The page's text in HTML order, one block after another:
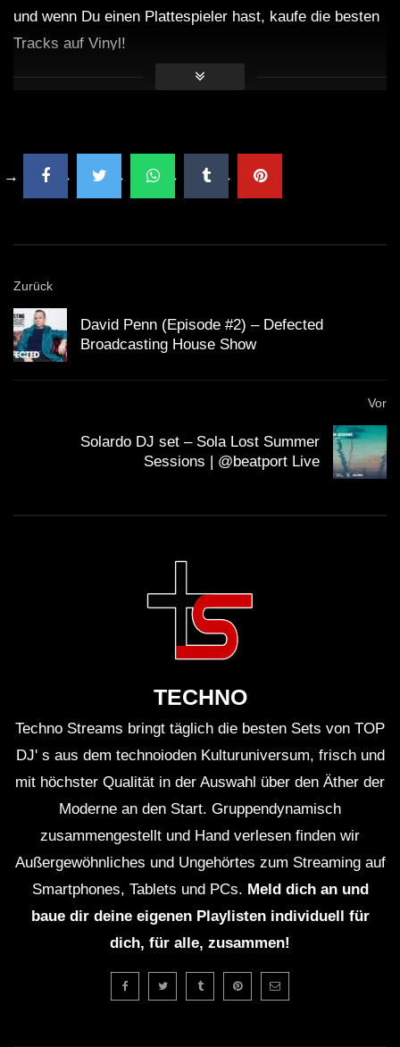
und wenn Du einen Plattespieler hast, kaufe die besten
Tracks auf Vinyl!
Zurück
David Penn (Episode #2) – Defected
Broadcasting House Show
Vor
Solardo DJ set – Sola Lost Summer
Sessions | @beatport Live
TECHNO
Techno Streams bringt täglich die besten Sets von TOP
DJ' s aus dem technoioden Kulturuniversum, frisch und
mit höchster Qualität in der Auswahl über den Äther der
Moderne an den Start. Gruppendynamisch
zusammengestellt und Hand verlesen finden wir
Außergewöhnliches und Ungehörtes zum Streaming auf
Smartphones, Tablets und PCs. Meld dich an und
baue dir deine eigenen Playlisten individuell für
dich, für alle, zusammen!